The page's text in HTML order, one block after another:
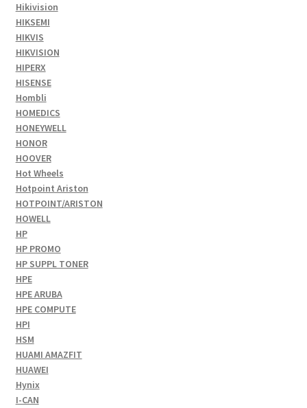
Hikivision
HIKSEMI
HIKVIS
HIKVISION
HIPERX
HISENSE
Hombli
HOMEDICS
HONEYWELL
HONOR
HOOVER
Hot Wheels
Hotpoint Ariston
HOTPOINT/ARISTON
HOWELL
HP
HP PROMO
HP SUPPL TONER
HPE
HPE ARUBA
HPE COMPUTE
HPI
HSM
HUAMI AMAZFIT
HUAWEI
Hynix
I-CAN